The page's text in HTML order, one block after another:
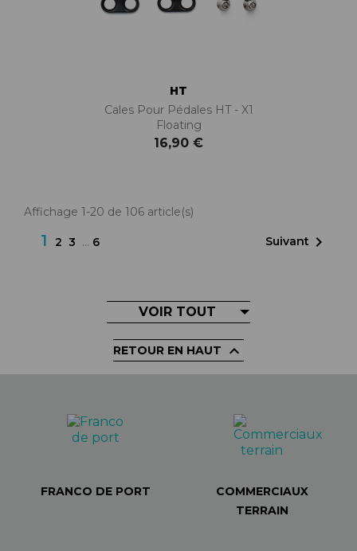
HT
Cales Pour Pédales HT - X1
Floating
16,90 €
Affichage 1-20 de 106 article(s)
1 2 3 … 6 Suivant 
VOIR TOUT
RETOUR EN HAUT 
FRANCO DE PORT
COMMERCIAUX
TERRAIN